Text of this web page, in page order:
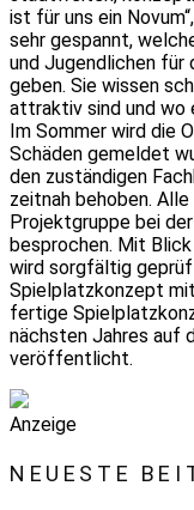
ist für uns ein
sehr gespannt,
und Jugendlichen für
geben. Sie wissen
attraktiv sind und wo
Im Sommer wird die
Schäden gemeldet
den zuständigen
zeitnah behoben.
Projektgruppe bei
besprochen. Mit
wird sorgfältig
Spielplatzkonzept
fertige
nächsten Jahres auf
veröffentlicht.
Anzeige
NEUESTE